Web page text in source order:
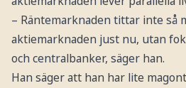
– Räntemarknaden tittar inte så
aktiemarknaden just nu, utan
och centralbanker, säger han.
Han säger att han har lite